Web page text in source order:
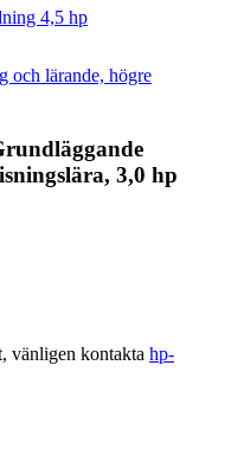
4,5 hp
och lärande, högre
3,0 hp
vänligen kontakta hp-